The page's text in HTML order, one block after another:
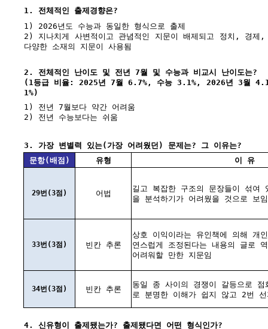
1. 전체적인 출제경향은?
1) 2026년도 수능과 동일한 형식으로 출제
2) 지나치게 사변적이고 관념적인 지문이 배제되고 정치, 경
다양한 소재의 지문이 사용됨
2. 전체적인 난이도 및 전년 7월 및 수능과 비교시 난이도는?
(1등급 비율: 2025년 7월 6.7%, 수능 3.1%, 2026년 3월
1%)
1) 전년 7월보다 약간 어려움
2) 전년 수능보다는 쉬움
3. 가장 변별력 있는(가장 어려웠던) 문제는? 그 이유는?
문항(배점)
유형 이 유
29번(3점) 어법
길고 복잡한 구조의 문장들이 섞여
을 분석하기가 어려웠을 것으로 보임
33번(3점) 빈칸 추론
상호 이익이라는 유인책에 의해 개
연스럽게 조정된다는 내용의 글로
어려워할 만한 지문임
34번(3점) 빈칸 추론
동일 종 사이의 경쟁이 갈등으로 점
로 분명한 이해가 쉽지 않고 2번
4. 신유형이 출제됐는가? 출제됐다면 어떤 형식인가?